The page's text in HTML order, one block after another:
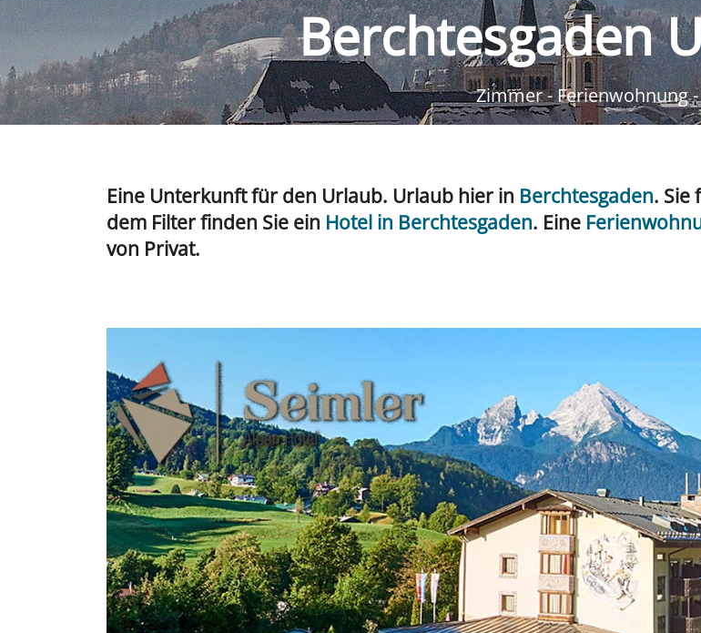
Berchtesgaden
Zimmer - Ferienwohnung
Eine Unterkunft für den Urlaub. Urlaub hier in Berchtesgaden. Sie
dem Filter finden Sie ein Hotel in Berchtesgaden. Eine
von Privat.